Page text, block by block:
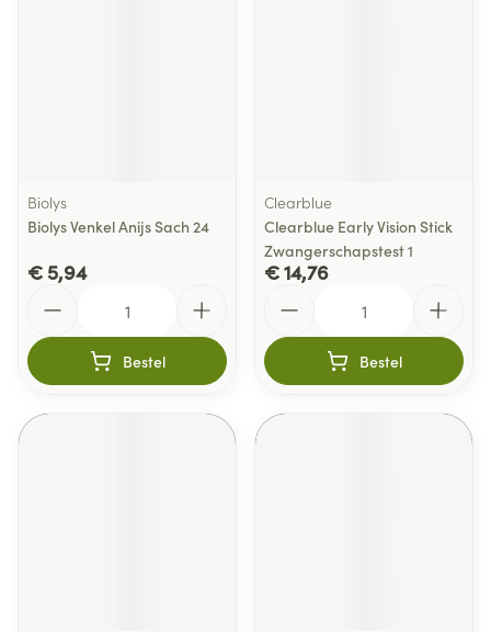
Biolys
Biolys Venkel Anijs Sach 24
€ 5,94
Bestel
Clearblue
Clearblue Early Vision Stick
Zwangerschapstest 1
€ 14,76
Bestel